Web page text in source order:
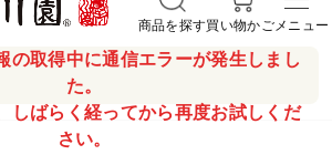
の取得中に通信エラーが発生しまし
た。
しばらく経ってから再度お試しくだ
さい。
商品を探す買い物かごメニュー